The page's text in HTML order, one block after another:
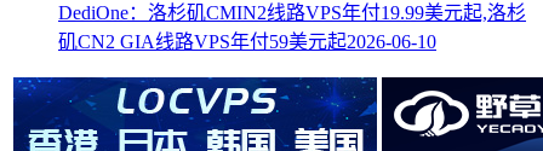
DediOne：洛杉矶CMIN2线路VPS年付19.99美元起,洛杉
矶CN2 GIA线路VPS年付59美元起2026-06-10